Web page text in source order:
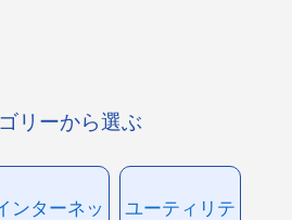
リーから選ぶ
ンターネッ
ユーティリテ